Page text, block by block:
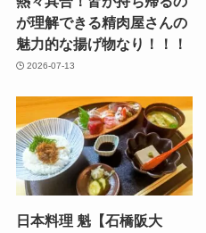
が理解できる精肉屋さんの
魅力的な揚げ物なり！！！
2026-07-13
日本料理 魁【石橋阪大